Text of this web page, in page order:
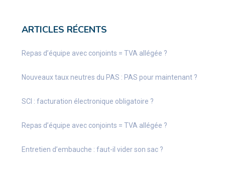
ARTICLES RÉCENTS
Repas d’équipe avec conjoints = TVA allégée ?
Nouveaux taux neutres du PAS : PAS pour maintenant ?
SCI : facturation électronique obligatoire ?
Repas d’équipe avec conjoints = TVA allégée ?
Entretien d’embauche : faut-il vider son sac ?